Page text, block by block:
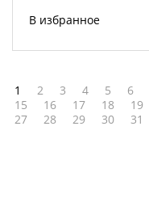
В избранное
1 2 3 4 5 6
15
16 17 18 19
27
28 29 30 31